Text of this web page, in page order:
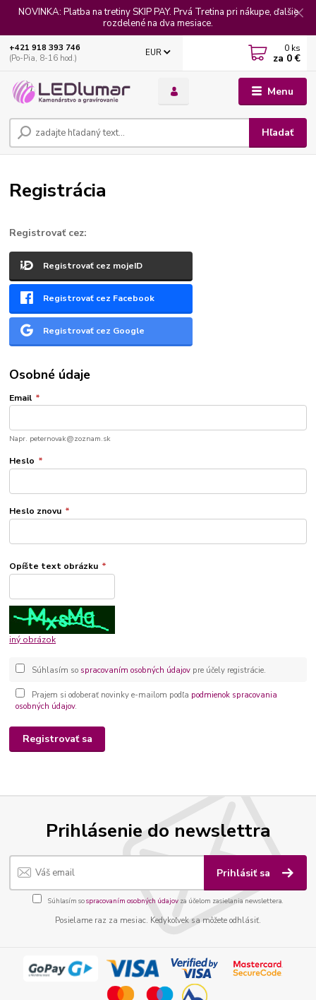
NOVINKA: Platba na tretiny SKIP PAY. Prvá Tretina pri nákupe, ďalšie
rozdelené na dva mesiace.
Menu
EUR
Hľadať
+421 918 393 746
(Po-Pia, 8-16 hod.)
0 ks
za 0 €
Registrácia
Registrovať cez:
Registrovať cez mojeID
Registrovať cez Facebook
Registrovať cez Google
Osobné údaje
Email *
Napr. peternovak@zoznam.sk
Heslo *
Heslo znovu *
Opíšte text obrázku *
iný obrázok
Súhlasím so spracovaním osobných údajovpre účely registrácie.
Prajem si odoberať novinky e-mailom podľa podmienok spracovania
osobných údajov.
Registrovať sa
Prihlásenie do newslettra
Prihlásiť sa
Súhlasím sospracovaním osobných údajov za účelom zasielania newslettera.
Posielame raz za mesiac. Kedykoľvek sa môžete odhlásiť.